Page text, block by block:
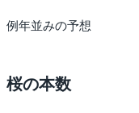
例年並みの予想
桜の本数